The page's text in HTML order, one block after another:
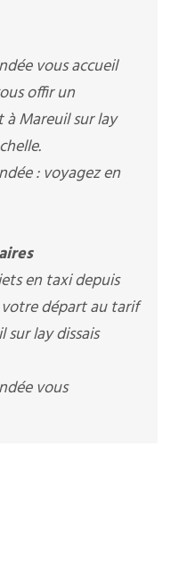
vous accueil
offir un
Mareuil sur lay
: voyagez en
en taxi depuis
départ au tarif
sur lay dissais
vous